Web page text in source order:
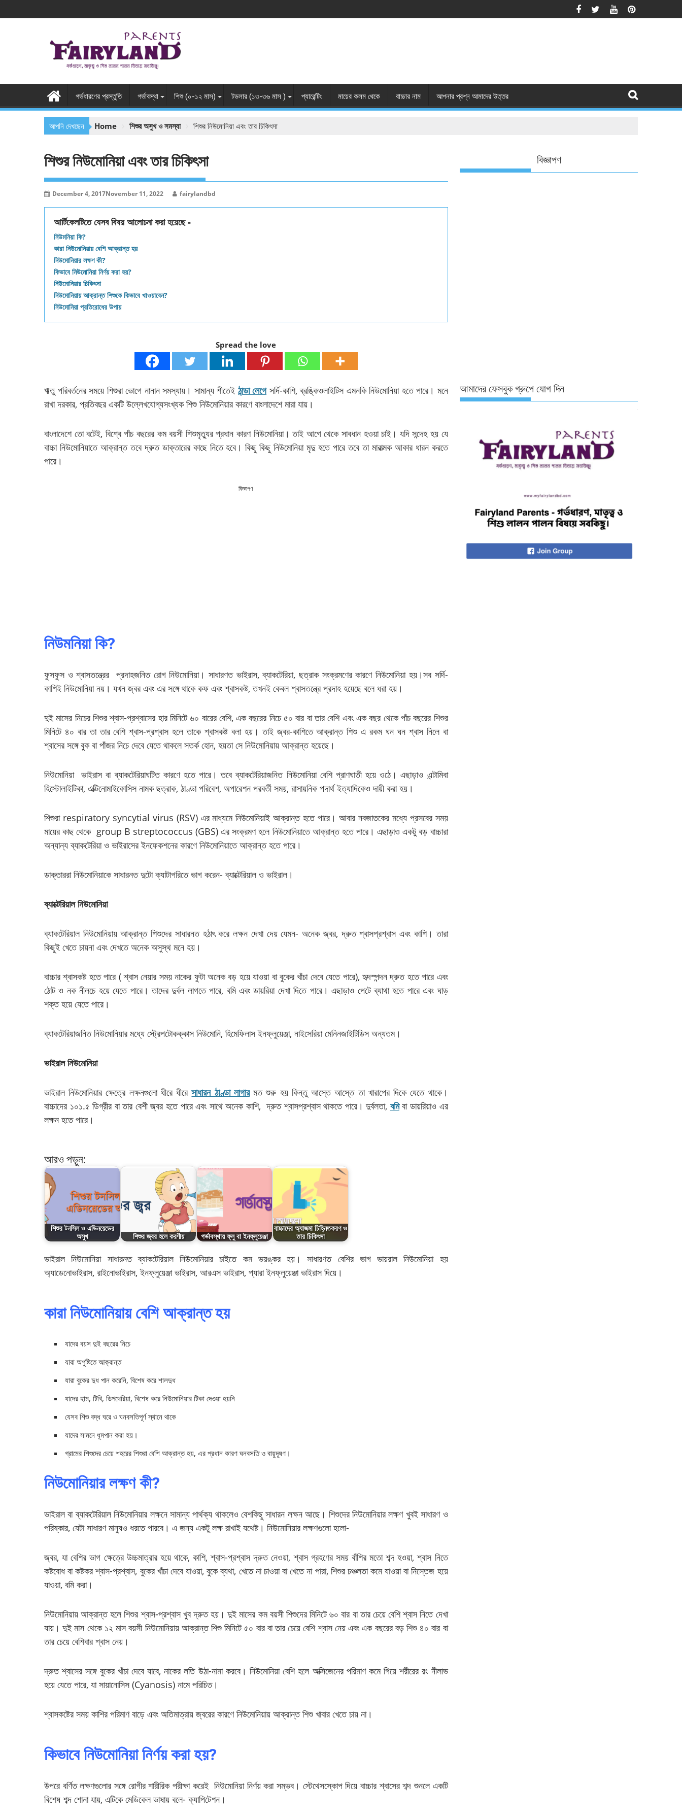
to
গর্ভধারণের প্রস্তুতি গর্ভাবস্থা শিশু (০-১২ মাস) টডলার (১৩-৩৬ মাস ) প্যারেন্টিং মায়ের কলম থেকে বাচ্চার নাম আপনার প্রশ্ন আমাদের উত্তর
আপনি দেখছেন Home শিশুর অসুখ ও সমস্যা শিশুর নিউমোনিয়া এবং তার চিকিৎসা
শিশুর নিউমোনিয়া এবং তার চিকিৎসা
December 4, 2017November 11, 2022 fairylandbd
আর্টিকেলটিতে যেসব বিষয় আলোচনা করা হয়েছে -
নিউমনিয়া কি?
কারা নিউমোনিয়ায় বেশি আক্রান্ত হয়
নিউমোনিয়ার লক্ষণ কী?
কিভাবে নিউমোনিয়া নির্ণয় করা হয়?
নিউমোনিয়ার চিকিৎসা
নিউমোনিয়ায় আক্রান্ত শিশুকে কিভাবে খাওয়াবেন?
নিউমোনিয়া প্রতিরোধের উপায়
Spread the love
ঋতু পরিবর্তনের সময়ে শিশুরা ভোগে নানান সমস্যায়। সামান্য শীতেই ঠান্ডা লেগেসর্দি-কাশি, ব্রঙ্কিওলাইটিস এমনকি নিউমোনিয়া হতে পারে। মনে
রাখা দরকার, প্রতিবছর একটি উল্লেখযোগ্যসংখ্যক শিশু নিউমোনিয়ার কারণে বাংলাদেশে মারা যায়।
বাংলাদেশে তো বটেই, বিশ্বে পাঁচ বছরের কম বয়সী শিশুমৃত্যুর প্রধান কারণ নিউমোনিয়া। তাই আগে থেকে সাবধান হওয়া চাই। যদি সন্দেহ হয় যে
বাচ্চা নিউমোনিয়াতে আক্রান্ত তবে দ্রুত ডাক্তারের কাছে নিতে হবে। কিছু কিছু নিউমোনিয়া মৃদু হতে পারে তবে তা মারাত্মক আকার ধারন করতে
পারে।
বিজ্ঞাপণ
নিউমনিয়া কি?
ফুসফুস ও শ্বাসতন্ত্রের প্রদাহজনিত রোগ নিউমোনিয়া। সাধারণত ভাইরাস, ব্যাকটেরিয়া, ছত্রাক সংক্রমণের কারণে নিউমোনিয়া হয়।সব সর্দি-
কাশিই নিউমোনিয়া নয়। যখন জ্বর এবং এর সঙ্গে থাকে কফ এবং শ্বাসকষ্ট, তখনই কেবল শ্বাসতন্ত্রে প্রদাহ হয়েছে বলে ধরা হয়।
দুই মাসের নিচের শিশুর শ্বাস-প্রশ্বাসের হার মিনিটে ৬০ বারের বেশি, এক বছরের নিচে ৫০ বার বা তার বেশি এবং এক বছর থেকে পাঁচ বছরের শিশুর
মিনিটে ৪০ বার তা তার বেশি শ্বাস-প্রশ্বাস হলে তাকে শ্বাসকষ্ট বলা হয়। তাই জ্বর-কাশিতে আক্রান্ত শিশু এ রকম ঘন ঘন শ্বাস নিলে বা
শ্বাসের সঙ্গে বুক বা পাঁজর নিচে দেবে যেতে থাকলে সতর্ক হোন, হয়তা সে নিউমোনিয়ায় আক্রান্ত হয়েছে।
নিউমোনিয়া ভাইরাস বা ব্যাকটেরিয়াঘটিত কারণে হতে পারে। তবে ব্যাকটেরিয়াজনিত নিউমোনিয়া বেশি প্রাণঘাতী হয়ে ওঠে। এছাড়াও এন্টামিবা
হিস্টোলাইটিকা, এক্টিনোমাইকোসিস নামক ছত্রাক, ঠাণ্ডা পরিবেশ, অপারেশন পরবর্তী সময়, রাসায়নিক পদার্থ ইত্যাদিকেও দায়ী করা হয়।
শিশুরা respiratory syncytial virus (RSV) এর মাধ্যমে নিউমোনিয়াই আক্রান্ত হতে পারে। আবার নবজাতকের মধ্যে প্রসবের সময়
মায়ের কাছ থেকে group B streptococcus (GBS) এর সংক্রমণ হলে নিউমোনিয়াতে আক্রান্ত হতে পারে। এছাড়াও একটু বড় বাচ্চারা
অন্যান্য ব্যাকটেরিয়া ও ভাইরাসের ইনফেকশনের কারণে নিউমোনিয়াতে আক্রান্ত হতে পারে।
ডাক্তাররা নিউমোনিয়াকে সাধারনত দুটো ক্যাটাগরিতে ভাগ করেন- ব্যাক্টেরিয়াল ও ভাইরাল।
ব্যাক্টেরিয়াল নিউমোনিয়া
ব্যাকটেরিয়াল নিউমোনিয়ায় আক্রান্ত শিশুদের সাধারনত হঠাৎ করে লক্ষন দেখা দেয় যেমন- অনেক জ্বর, দ্রুত শ্বাসপ্রশ্বাস এবং কাশি। তারা
কিছুই খেতে চায়না এবং দেখতে অনেক অসুস্থ মনে হয়।
বাচ্চার শ্বাসকষ্ট হতে পারে ( শ্বাস নেয়ার সময় নাকের ফুটা অনেক বড় হয়ে যাওয়া বা বুকের খাঁচা দেবে যেতে পারে), হৃদস্পন্দন দ্রুত হতে পারে এবং
ঠোট ও নক নীলচে হয়ে যেতে পারে। তাদের দুর্বল লাগতে পারে, বমি এবং ডায়রিয়া দেখা দিতে পারে। এছাড়াও পেটে ব্যাথা হতে পারে এবং ঘাড়
শক্ত হয়ে যেতে পারে।
ব্যাকটেরিয়াজনিত নিউমোনিয়ার মধ্যে স্ট্রেপটোকক্কাস নিউমোনি, হিমেফিলাস ইনফ্লুয়েঞ্জা, নাইসেরিয়া মেনিনজাইটিডিস অন্যতম।
ভাইরাল নিউমোনিয়া
ভাইরাল নিউমোনিয়ার ক্ষেত্রে লক্ষনগুলো ধীরে ধীরেসাধারন ঠাণ্ডা লাগারমত শুরু হয় কিন্তু আস্তে আস্তে তা খারাপের দিকে যেতে থাকে।
বাচ্চাদের ১০১.৫ ডিগ্রীর বা তার বেশী জ্বর হতে পারে এবং সাথে অনেক কাশি, দ্রুত শ্বাসপ্রশ্বাস থাকতে পারে। দুর্বলতা, বমিবা ডায়রিয়াও এর
লক্ষন হতে পারে।
আরও পড়ুন:
শিশুর টনসিল ও এডিনয়েডের
অসুখ
শিশুর জ্বর হলে করণীয় গর্ভাবস্থায় ফ্লু বা ইনফ্লুয়েঞ্জা
বাচ্চাদের অ্যাজমা চিহ্নিতকরণ ও
তার চিকিৎসা
ভাইরাল নিউমোনিয়া সাধারনত ব্যাকটেরিয়াল নিউমোনিয়ার চাইতে কম ভয়ঙ্কর হয়। সাধারণত বেশির ভাগ ভায়রাল নিউমোনিয়া হয়
অ্যাডেনোভাইরাস, রাইনোভাইরাস, ইনফ্লুয়েঞ্জা ভাইরাস, আরএস ভাইরাস, প্যারা ইনফ্লুয়েঞ্জা ভাইরাস দিয়ে।
কারা নিউমোনিয়ায় বেশি আক্রান্ত হয়
যাদের বয়স দুই বছরের নিচে
যারা অপুষ্টিতে আক্রান্ত
যারা বুকের দুধ পান করেনি, বিশেষ করে শালদুধ
যাদের হাম, টিবি, ডিপথেরিয়া, বিশেষ করে নিউমোনিয়ার টিকা দেওয়া হয়নি
যেসব শিশু বদ্ধ ঘরে ও ঘনবসতিপূর্ণ স্থানে থাকে
যাদের সামনে ধূমপান করা হয়।
গ্রামের শিশুদের চেয়ে শহরের শিশুরা বেশি আক্রান্ত হয়, এর প্রধান কারণ ঘনবসতি ও বায়ুদূষণ।
নিউমোনিয়ার লক্ষণ কী?
ভাইরাল বা ব্যাকটেরিয়াল নিউমোনিয়ার লক্ষনে সামান্য পার্থক্য থাকলেও বেশকিছু সাধারন লক্ষন আছে। শিশুদের নিউমোনিয়ার লক্ষণ খুবই সাধারণ ও
পরিষ্কার, যেটা সাধারণ মানুষও ধরতে পারবে। এ জন্য একটু লক্ষ রাখাই যথেষ্ট। নিউমোনিয়ার লক্ষণগুলো হলো-
জ্বর, যা বেশির ভাগ ক্ষেত্রে উচ্চমাত্রার হয়ে থাকে, কাশি, শ্বাস-প্রশ্বাস দ্রুত নেওয়া, শ্বাস গ্রহণের সময় বাঁশির মতো শব্দ হওয়া, শ্বাস নিতে
কষ্টবোধ বা কষ্টকর শ্বাস-প্রশ্বাস, বুকের খাঁচা দেবে যাওয়া, বুকে ব্যথা, খেতে না চাওয়া বা খেতে না পারা, শিশুর চঞ্চলতা কমে যাওয়া বা নিস্তেজ হয়ে
যাওয়া, বমি করা।
নিউমোনিয়ায় আক্রান্ত হলে শিশুর শ্বাস-প্রশ্বাস খুব দ্রুত হয়। দুই মাসের কম বয়সী শিশুদের মিনিটে ৬০ বার বা তার চেয়ে বেশি শ্বাস নিতে দেখা
যায়। দুই মাস থেকে ১২ মাস বয়সী নিউমোনিয়ায় আক্রান্ত শিশু মিনিটে ৫০ বার বা তার চেয়ে বেশি শ্বাস নেয় এবং এক বছরের বড় শিশু ৪০ বার বা
তার চেয়ে বেশিবার শ্বাস নেয়।
দ্রুত শ্বাসের সঙ্গে বুকের খাঁচা দেবে যাবে, নাকের লতি উঠা-নামা করবে। নিউমোনিয়া বেশি হলে অক্সিজেনের পরিমাণ কমে গিয়ে শরীরের রং নীলাভ
হয়ে যেতে পারে, যা সায়ানোসিস (Cyanosis) নামে পরিচিত।
শ্বাসকষ্টের সময় কাশির পরিমাণ বাড়ে এবং অতিমাত্রায় জ্বরের কারণে নিউমোনিয়ায় আক্রান্ত শিশু খাবার খেতে চায় না।
কিভাবে নিউমোনিয়া নির্ণয় করা হয়?
উপরে বর্ণিত লক্ষণগুলোর সঙ্গে রোগীর শারীরিক পরীক্ষা করেই নিউমোনিয়া নির্ণয় করা সম্ভব। স্টেথেসস্কোপ দিয়ে বাচ্চার শ্বাসের শব্দ শুনলে একটি
বিশেষ শব্দ শোনা যায়, এটিকে মেডিকেল ভাষায় বলে- ক্যাপিটেশন।
বিজ্ঞাপণ
আমাদের ফেসবুক গ্রুপে যোগ দিন